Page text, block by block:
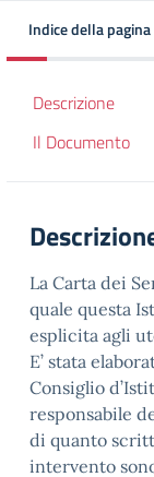
Indice della pagina
Descrizione
Il Documento
La Carta dei
quale questa
esplicita agli
E’ stata
Consiglio
responsabile
di quanto
intervento